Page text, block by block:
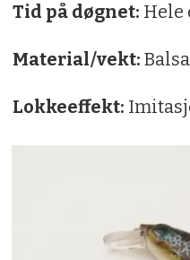
Tid på døgnet: Hele
Material/vekt:
Lokkeeffekt: